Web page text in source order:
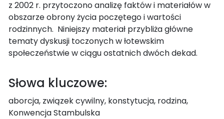
z 2002 r. przytoczono analizę faktów i materiałów w
obszarze obrony życia poczętego i wartości
rodzinnych. Niniejszy materiał przybliża główne
tematy dyskusji toczonych w łotewskim
społeczeństwie w ciągu ostatnich dwóch dekad.
Słowa kluczowe:
aborcja, związek cywilny, konstytucja, rodzina,
Konwencja Stambulska